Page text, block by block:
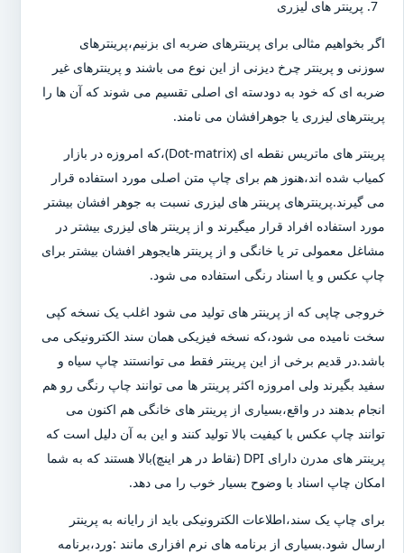
پرینتر های لیزری
اگر بخواهیم مثالی برای پرینترهای ضربه ای بزنیم،پرینترهای
سوزنی و پرینتر چرخ دیزنی از این نوع می باشند و پرینترهای غیر
ضربه ای که خود به دودسته ای اصلی تقسیم می شوند که آن ها را
پرینترهای لیزری یا جوهرافشان می نامند.
پرینتر های ماتریس نقطه ای (Dot-matrix)،که امروزه در بازار
کمیاب شده اند،هنوز هم برای چاپ متن اصلی مورد استفاده قرار
می گیرند.پرینترهای پرینتر های لیزری نسبت به جوهر افشان بیشتر
مورد استفاده افراد قرار میگیرند و از پرینتر های لیزری بیشتر در
مشاغل معمولی تر یا خانگی و از پرینتر هایجوهر افشان بیشتر برای
چاپ عکس و یا اسناد رنگی استفاده می شود.
خروجی چاپی که از پرینتر های تولید می شود اغلب یک نسخه کپی
سخت نامیده می شود،که نسخه فیزیکی همان سند الکترونیکی می
باشد.در قدیم برخی از این پرینتر فقط می توانستند چاپ سیاه و
سفید بگیرند ولی امروزه اکثر پرینتر ها می توانند چاپ رنگی رو هم
انجام بدهند در واقع،بسیاری از پرینتر های خانگی هم اکنون می
توانند چاپ عکس با کیفیت بالا تولید کنند و این به آن دلیل است که
پرینتر های مدرن دارای DPI (نقاط در هر اینچ)بالا هستند که به شما
امکان چاپ اسناد با وضوح بسیار خوب را می دهد.
برای چاپ یک سند،اطلاعات الکترونیکی باید از رایانه به پرینتر
ارسال شود.بسیاری از برنامه های نرم افزاری مانند :ورد،برنامه